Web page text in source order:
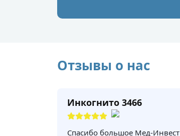
Отзывы о нас
Инкогнито 3466
Спасибо большое Мед-